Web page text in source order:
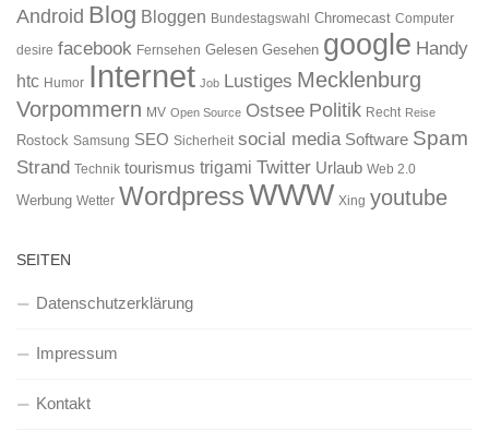
Android Blog Bloggen Bundestagswahl Chromecast Computer
desire facebook Fernsehen Gelesen Gesehen google Handy
htc Humor Internet Job Lustiges Mecklenburg
Vorpommern MV Open Source Ostsee Politik Recht Reise
Rostock Samsung SEO Sicherheit social media Software Spam
Strand Technik tourismus trigami Twitter Urlaub Web 2.0
Werbung Wetter WordpressWWW Xing youtube
SEITEN
Datenschutzerklärung
Impressum
Kontakt